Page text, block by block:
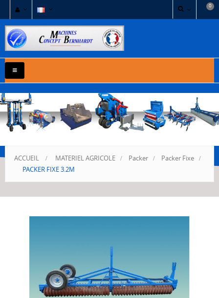
0
NAVIGATION
BASCULE
ACCUEIL > MATERIEL AGRICOLE > Packer >
Packer Fixe
PACKER FIXE 3.2M